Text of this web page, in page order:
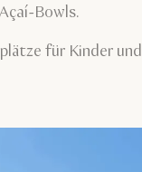
Bowls.
für Kinder und